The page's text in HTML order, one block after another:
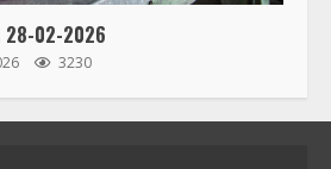
28-02-2026
3230